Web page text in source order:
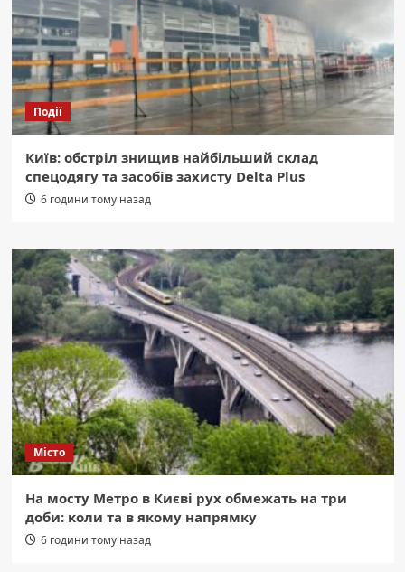
Події
Київ: обстріл знищив найбільший склад
спецодягу та засобів захисту Delta Plus
6 години тому назад
Місто
На мосту Метро в Києві рух обмежать на три
доби: коли та в якому напрямку
6 години тому назад